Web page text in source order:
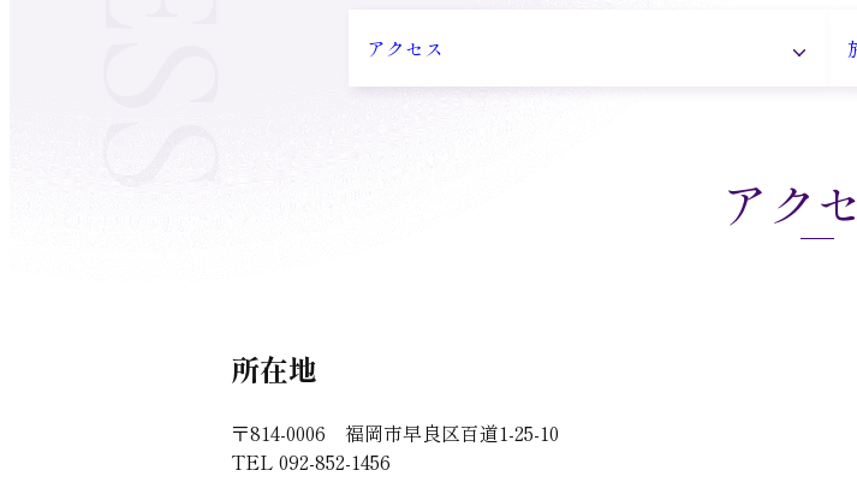
アクセス
アク
所在地
〒814-0006 福岡市早良区百道1-25-10
TEL 092-852-1456